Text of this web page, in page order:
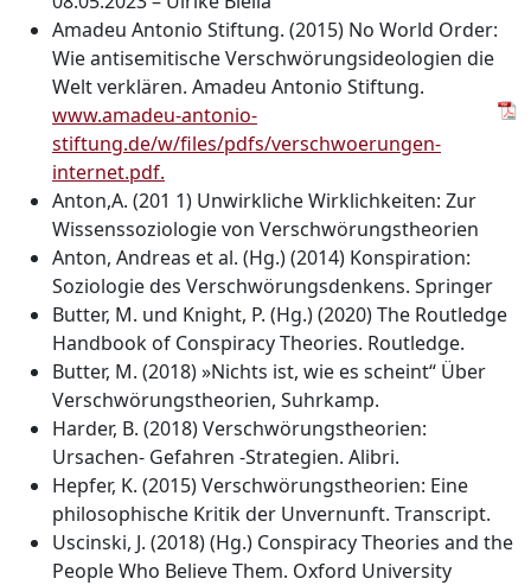
Amadeu Antonio Stiftung. (2015) No World Order:
Wie antisemitische Verschwörungsideologien die
Welt verklären. Amadeu Antonio Stiftung.
www.amadeu-antonio-
stiftung.de/w/files/pdfs/verschwoerungen-
internet.pdf.
Anton,A. (201 1) Unwirkliche Wirklichkeiten: Zur
Wissenssoziologie von Verschwörungstheorien
Anton, Andreas et al. (Hg.) (2014) Konspiration:
Soziologie des Verschwörungsdenkens. Springer
Butter, M. und Knight, P. (Hg.) (2020) The Routledge
Handbook of Conspiracy Theories. Routledge.
Butter, M. (2018) »Nichts ist, wie es scheint“ Über
Verschwörungstheorien, Suhrkamp.
Harder, B. (2018) Verschwörungstheorien:
Ursachen- Gefahren -Strategien. Alibri.
Hepfer, K. (2015) Verschwörungstheorien: Eine
philosophische Kritik der Unvernunft. Transcript.
Uscinski, J. (2018) (Hg.) Conspiracy Theories and the
People Who Believe Them. Oxford University